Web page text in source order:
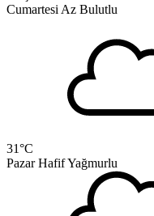
Cumartesi Az Bulutlu
31°C
Pazar Hafif Yağmurlu